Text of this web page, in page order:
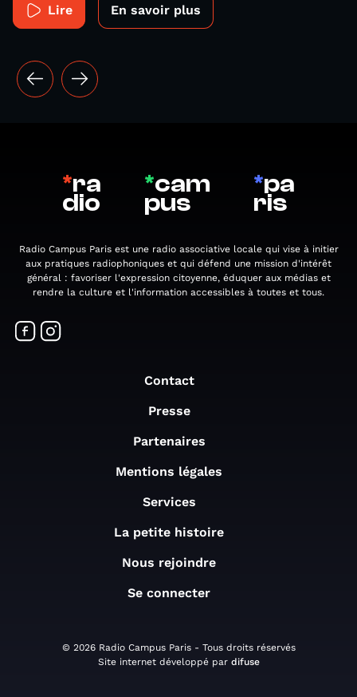
Lire En savoir plus
*ra
dio
*cam
pus
*pa
ris
Radio Campus Paris est une radio associative locale qui vise à initier
aux pratiques radiophoniques et qui défend une mission d'intérêt
général : favoriser l'expression citoyenne, éduquer aux médias et
rendre la culture et l'information accessibles à toutes et tous.
Contact
Presse
Partenaires
Mentions légales
Services
La petite histoire
Nous rejoindre
Se connecter
© 2026 Radio Campus Paris - Tous droits réservés
Site internet développé par difuse